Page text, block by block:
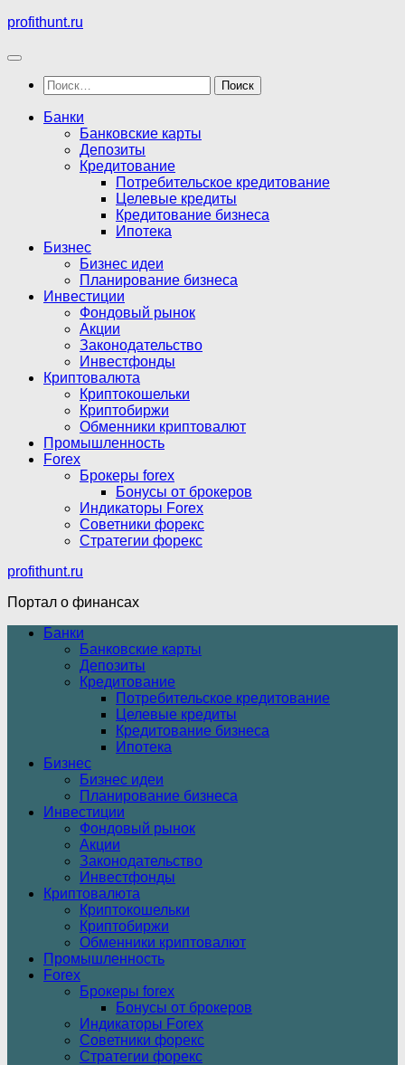
Перейти
содержимому
profithunt.ru
Найти:
Банки
Банковские карты
Депозиты
Кредитование
Потребительское кредитование
Целевые кредиты
Кредитование бизнеса
Ипотека
Бизнес
Бизнес идеи
Планирование бизнеса
Инвестиции
Фондовый рынок
Акции
Законодательство
Инвестфонды
Криптовалюта
Криптокошельки
Криптобиржи
Обменники криптовалют
Промышленность
Forex
Брокеры forex
Бонусы от брокеров
Индикаторы Forex
Советники форекс
Стратегии форекс
profithunt.ru
Портал о финансах
Банки
Банковские карты
Депозиты
Кредитование
Потребительское кредитование
Целевые кредиты
Кредитование бизнеса
Ипотека
Бизнес
Бизнес идеи
Планирование бизнеса
Инвестиции
Фондовый рынок
Акции
Законодательство
Инвестфонды
Криптовалюта
Криптокошельки
Криптобиржи
Обменники криптовалют
Промышленность
Forex
Брокеры forex
Бонусы от брокеров
Индикаторы Forex
Советники форекс
Стратегии форекс